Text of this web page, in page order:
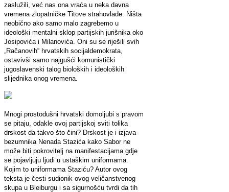
zaslužili, već nas ona vraća u neka davna
vremena zlopatničke Titove strahovlade. Ništa
neobično ako samo malo zagrebemo u
ideološki mentalni sklop partijskih jurišnika oko
Josipovića i Milanovića. Oni su se riješili svih
„Račanovih“ hrvatskih socijaldemokrata,
ostavivši samo najgušći komunistički
jugoslavenski talog bioloških i ideoloških
slijednika onog vremena.
Mnogi prostodušni hrvatski domoljubi s pravom
se pitaju, odakle ovoj partijskoj sviti tolika
drskost da takvo što čini? Drskost je i izjava
bezumnika Nenada Stazića kako Sabor ne
može biti pokrovitelj na manifestacijama gdje
se pojavljuju ljudi u ustaškim uniformama.
Kojim to uniformama Staziću? Autor ovog
teksta je česti sudionik ovog veličanstvenog
skupa u Bleiburgu i sa sigurnošću tvrdi da tih